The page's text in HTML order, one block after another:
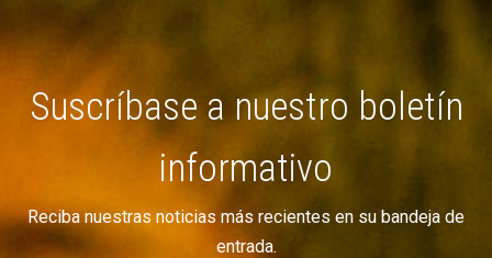
Suscríbase a nuestro boletín
informativo
Reciba nuestras noticias más recientes en su bandeja de
entrada.